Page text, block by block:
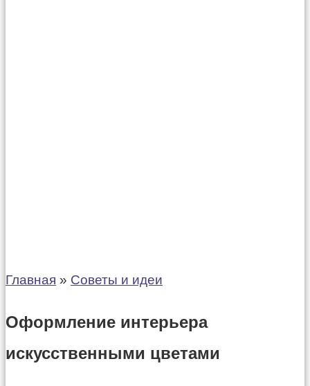
Главная » Советы и идеи
Оформление интерьера
искусственными цветами